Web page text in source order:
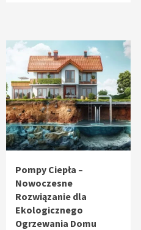
Pompy Ciepła –
Nowoczesne
Rozwiązanie dla
Ekologicznego
Ogrzewania Domu